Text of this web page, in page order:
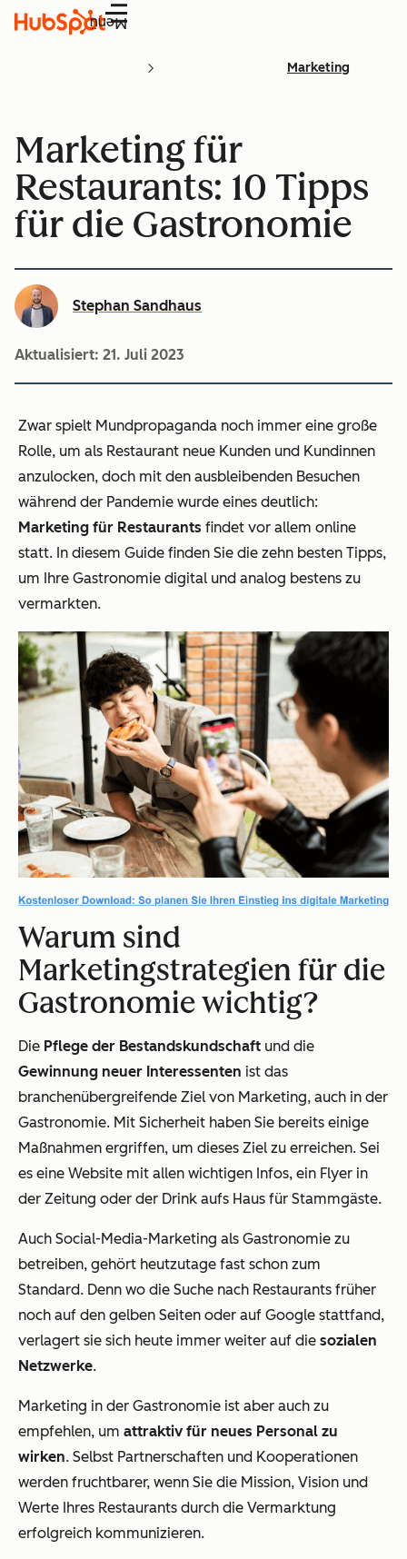
Menü
Marketing
Marketing für
Restaurants: 10 Tipps
für die Gastronomie
Stephan Sandhaus
Aktualisiert: 21. Juli 2023
Zwar spielt Mundpropaganda noch immer eine große
Rolle, um als Restaurant neue Kunden und Kundinnen
anzulocken, doch mit den ausbleibenden Besuchen
während der Pandemie wurde eines deutlich:
Marketing für Restaurants findet vor allem online
statt. In diesem Guide finden Sie die zehn besten Tipps,
um Ihre Gastronomie digital und analog bestens zu
vermarkten.
Warum sind
Marketingstrategien für die
Gastronomie wichtig?
Die Pflege der Bestandskundschaft und die
Gewinnung neuer Interessenten ist das
branchenübergreifende Ziel von Marketing, auch in der
Gastronomie. Mit Sicherheit haben Sie bereits einige
Maßnahmen ergriffen, um dieses Ziel zu erreichen. Sei
es eine Website mit allen wichtigen Infos, ein Flyer in
der Zeitung oder der Drink aufs Haus für Stammgäste.
Auch Social-Media-Marketing als Gastronomie zu
betreiben, gehört heutzutage fast schon zum
Standard. Denn wo die Suche nach Restaurants früher
noch auf den gelben Seiten oder auf Google stattfand,
verlagert sie sich heute immer weiter auf die sozialen
Netzwerke.
Marketing in der Gastronomie ist aber auch zu
empfehlen, um attraktiv für neues Personal zu
wirken. Selbst Partnerschaften und Kooperationen
werden fruchtbarer, wenn Sie die Mission, Vision und
Werte Ihres Restaurants durch die Vermarktung
erfolgreich kommunizieren.